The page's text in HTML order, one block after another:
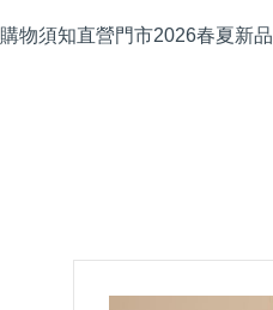
購物須知直營門市2026春夏新品